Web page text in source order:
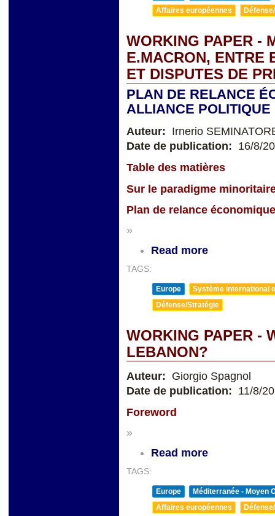
Affaires européennes
WORKING PAPER -
E.MACRON, ENTRE
ET DISPUTES DE
PLAN DE RELANCE
ALLIANCE POLITIQUE
Auteur: Irnerio
Date de publication: 16/8/
Table des matières
Sur le paradigme
Plan de relance
»
Read more
TAGS:
Europe
Système international
Défense/Stratégie
WORKING PAPER -
LEBANON?
Auteur: Giorgio Spagnol
Date de publication: 11/8/
Foreword
»
Read more
TAGS:
Europe
Méditerranée - Moyen
Affaires européennes